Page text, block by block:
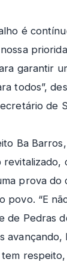
é
garantir
todos”,
de
Ba
revitalizado,
prova do
povo. “E
de Pedras
avançando,